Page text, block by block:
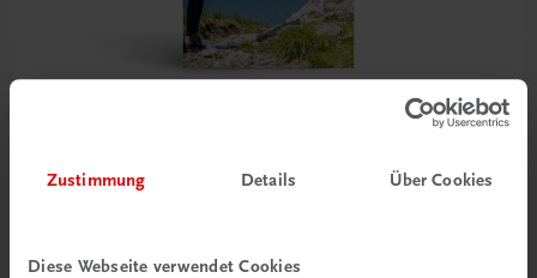
Zustimmung Details Über Cookies
Diese Webseite verwendet Cookies
Bergwandern in Oberösterreich